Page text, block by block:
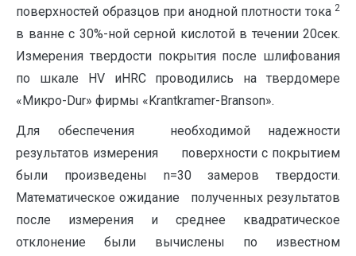
поверхностей образцов при анодной плотности тока 2
в ванне с 30%-ной серной кислотой в течении 20сек.
Измерения твердости покрытия после шлифования
по шкале HV иHRC проводились на твердомере
«Микро-Dur» фирмы «Krantkramer-Branson».
Для обеспечения необходимой надежности
результатов измерения поверхности с покрытием
были произведены n=30 замеров твердости.
Математическое ожидание полученных результатов
после измерения и среднее квадратическое
отклонение были вычислены по известном